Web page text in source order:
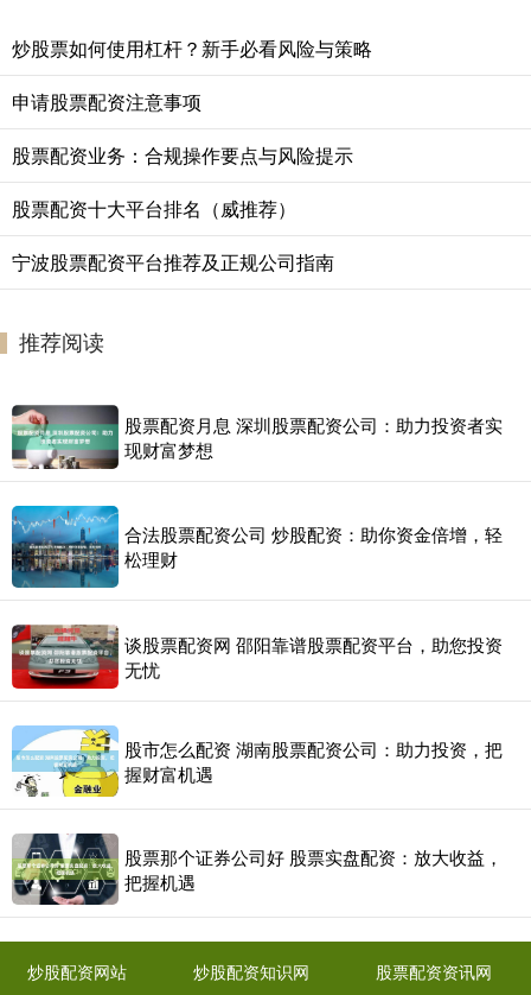
炒股票如何使用杠杆？新手必看风险与策略
申请股票配资注意事项
股票配资业务：合规操作要点与风险提示
股票配资十大平台排名（威推荐）
宁波股票配资平台推荐及正规公司指南
推荐阅读
股票配资月息 深圳股票配资公司：助力投资者实
现财富梦想
合法股票配资公司 炒股配资：助你资金倍增，轻
松理财
谈股票配资网 邵阳靠谱股票配资平台，助您投资
无忧
股市怎么配资 湖南股票配资公司：助力投资，把
握财富机遇
股票那个证券公司好 股票实盘配资：放大收益，
把握机遇
炒股配资网站 炒股配资知识网 股票配资资讯网